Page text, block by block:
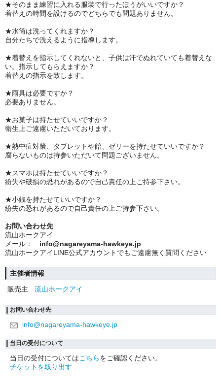
★そのまま練習に入れる服装で行ったほうがいいですか？
着替えの時間を設けるのでどちらでも問題ありません。
★水筒は洗ってくれますか ？
自分たちで洗えるように指導します。
★着替えを指示してくれないと、子供は汗でぬれていても着替えな
い。 指示してもらえますか？
着替えの指示を致します。
★雨具は必要ですか？
必要ありません。
★お菓子は持たせていいですか？
衛生上ご遠慮いただいております。
★熱中症対策、タブレットや飴、ゼリーを持たせていいですか？
腐らないものは持参いただいて問題ございません。
★スマホは持たせていいですか？
紛失や破損の恐れがあるので自己責任の上ご持参下さい。
★小銭を持たせていいですか？
紛失の恐れがあるので自己責任の上ご持参下さい。
お問い合わせ先
流山ホークアイ
メール： info@nagareyama-hawkeye.jp
流山ホークアイLINE公式アカウントでもご遠慮無く質問ください
主催者情報
販売主
流山ホークアイ
お問い合わせ先
info@nagareyama-hawkeye.jp
当日の受付について
当日の受付についてはこちらをご確認ください。
チケットを取り出す